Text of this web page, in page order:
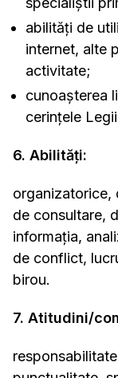
abilităţi de
internet, alte
activitate;
cunoaşterea
cerinţele
6. Abilităţi:
organizatorice,
de consultare,
informaţia,
de conflict,
birou.
7. Atitudini/